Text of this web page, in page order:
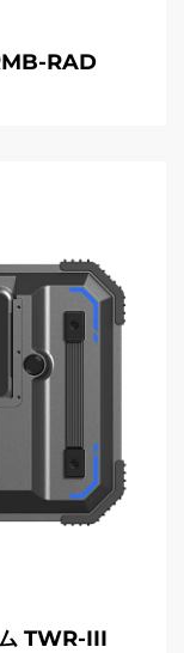
RAD
TWR-III